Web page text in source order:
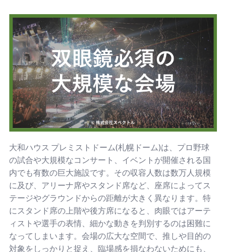
大和ハウス プレミストドーム(札幌ドーム)は、プロ野球
の試合や大規模なコンサート、イベントが開催される国
内でも有数の巨大施設です。その収容人数は数万人規模
に及び、アリーナ席やスタンド席など、座席によってス
テージやグラウンドからの距離が大きく異なります。特
にスタンド席の上階や後方席になると、肉眼ではアーテ
ィストや選手の表情、細かな動きを判別するのは困難に
なってしまいます。会場の広大な空間で、推しや目的の
対象をしっかりと捉え、臨場感を損なわないためにも、